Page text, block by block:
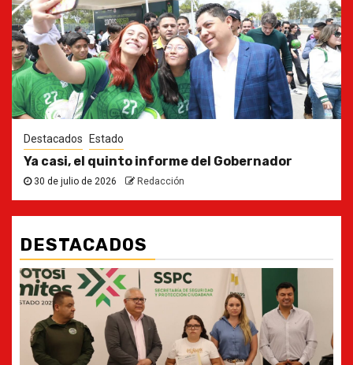
Destacados Estado
Ya casi, el quinto informe del Gobernador
30 de julio de 2026 Redacción
DESTACADOS